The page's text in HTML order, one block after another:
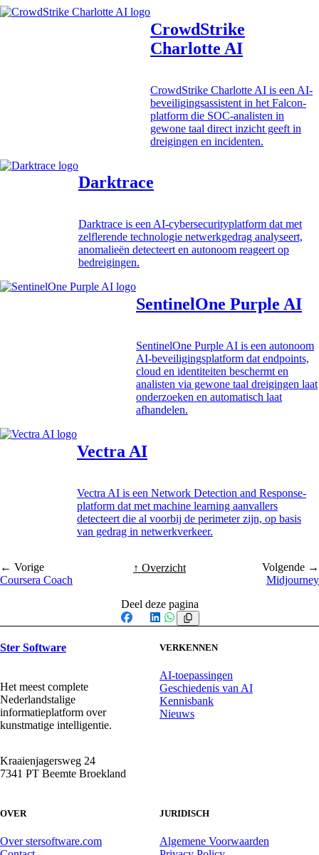
CrowdStrike
Charlotte AI
CrowdStrike Charlotte AI is een AI-
beveiligingsassistent in het Falcon-
platform die SOC-analisten in
gewone taal direct inzicht geeft in
dreigingen en incidenten.
Darktrace
Darktrace is een AI-cybersecurityplatform dat met
zelflerende technologie netwerkgedrag analyseert,
anomalieën detecteert en autonoom reageert op
bedreigingen.
SentinelOne Purple AI
SentinelOne Purple AI is een autonoom
AI-beveiligingsplatform dat endpoints,
cloud en identiteiten beschermt en
analisten via gewone taal dreigingen laat
onderzoeken en automatisch laat
afhandelen.
Vectra AI
Vectra AI is een Network Detection and Response-
platform dat met machine learning aanvallers
detecteert die al voorbij de perimeter zijn, op basis
van gedrag in netwerkverkeer.
← Vorige
Coursera Coach
↑ Overzicht
Volgende →
Midjourney
Deel deze pagina
Facebook
X LinkedIn
WhatsApp
Ster Software
Het meest complete
Nederlandstalige
informatieplatform over
kunstmatige intelligentie.
Kraaienjagersweg 24
7341 PT Beemte Broekland
VERKENNEN
AI-toepassingen
Geschiedenis van AI
Kennisbank
Nieuws
OVER
Over stersoftware.com
JURIDISCH
Algemene Voorwaarden